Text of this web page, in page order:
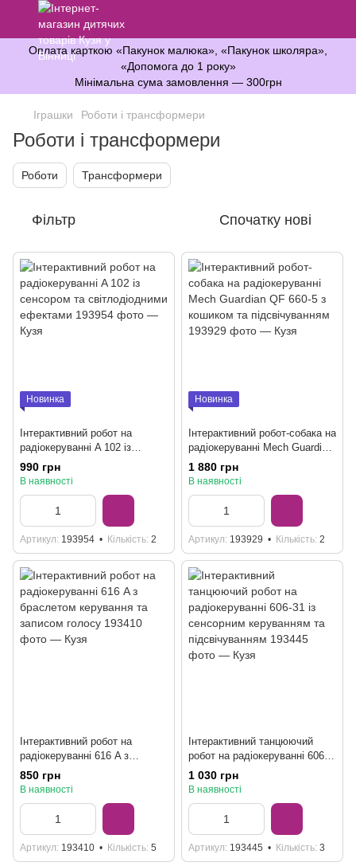
Оплата карткою «Пакунок малюка», «Пакунок школяра»,
«Допомога до 1 року»
Мінімальна сума замовлення — 300грн
Іграшки Роботи і трансформери
Роботи і трансформери
Роботи Трансформери
Фільтр Спочатку нові
Новинка
Інтерактивний робот на
радіокеруванні A 102 із
сенсором та світлодіодними
ефектами
990 грн
В наявності
Артикул 193954 Кількість 2
Новинка
Інтерактивний робот-собака на
радіокеруванні Mech Guardian
QF 660-5 з кошиком та
підсвічуванням
1 880 грн
В наявності
Артикул 193929 Кількість 2
Інтерактивний робот на
радіокеруванні 616 A з
браслетом керування та
записом голосу
850 грн
В наявності
Артикул 193410 Кількість 5
Інтерактивний танцюючий
робот на радіокеруванні 606-
31 із сенсорним керуванням
та підсвічуванням
1 030 грн
В наявності
Артикул 193445 Кількість 3